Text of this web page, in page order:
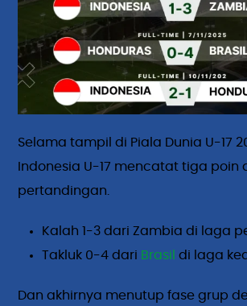
Selama tampil di Piala Dunia U-17
Indonesia U-17 mencatat tiga poin
pertandingan.
Kalah 1-3 dari Zambia di laga
Takluk 0-4 dari Brasil di laga
Dan akhirnya menutup fase grup